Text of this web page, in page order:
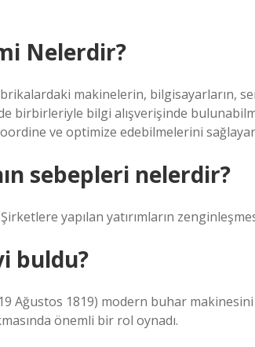
Nelerdir?
makinelerin, bilgisayarların,
birbirleriyle bilgi alışverişinde
ve optimize edebilmelerini
sebepleri nelerdir?
yapılan yatırımların
buldu?
Ağustos 1819) modern buhar
önemli bir rol oynadı.